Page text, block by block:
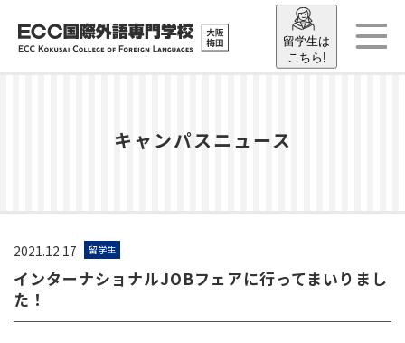
留学生は
こちら!
キャンパスニュース
2021.12.17 留学生
インターナショナルJOBフェアに行ってまいりまし
た！